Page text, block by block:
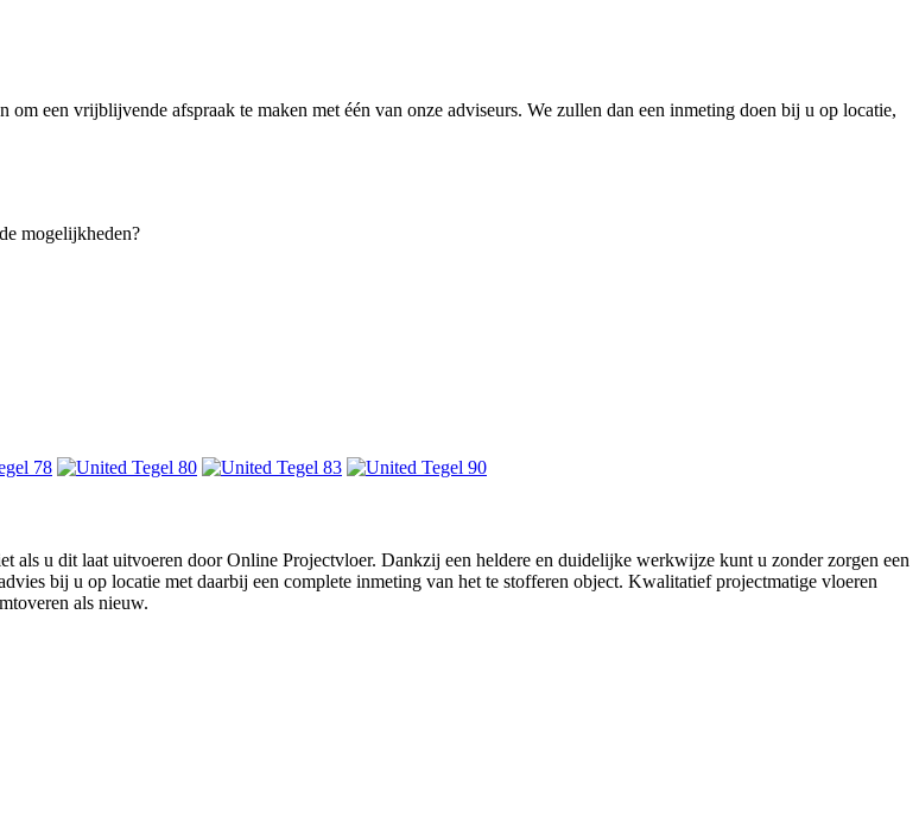
om een vrijblijvende afspraak te maken met één van onze adviseurs. We zullen dan een inmeting doen bij u op locatie,
mogelijkheden?
als u dit laat uitvoeren door Online Projectvloer. Dankzij een heldere en duidelijke werkwijze kunt u zonder zorgen een
bij u op locatie met daarbij een complete inmeting van het te stofferen object. Kwalitatief projectmatige vloeren
als nieuw.